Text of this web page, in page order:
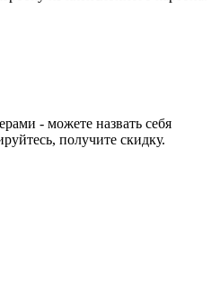
- можете назвать себя
получите скидку.